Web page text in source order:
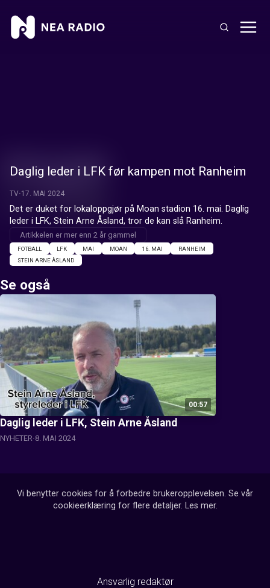
Daglig leder i LFK før kampen mot Ranheim
TV 17. MAI 2024
Det er duket for lokaloppgjør på Moan stadion 16. mai. Daglig
leder i LFK, Stein Arne Åsland, tror de kan slå Ranheim.
Artikkelen er mer enn 2 år gammel
FOTBALL LFK MAI MOAN 16. MAI
RANHEIM
STEIN ARNE ÅSLAND
Se også
00:57
Daglig leder i LFK, Stein Arne Åsland
NYHETER 8. MAI 2024
Vi benytter cookies for å forbedre brukeropplevelsen. Se vår
cookieerklæring for flere detaljer. Les mer.
Ansvarlig redaktør